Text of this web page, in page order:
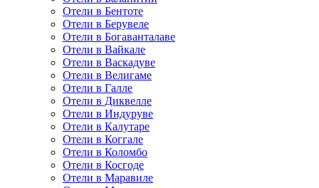
Отели в Бентоте
Отели в Берувеле
Отели в Богаванталаве
Отели в Вайкале
Отели в Васкадуве
Отели в Велигаме
Отели в Галле
Отели в Диквелле
Отели в Индуруве
Отели в Калутаре
Отели в Коггале
Отели в Коломбо
Отели в Косгоде
Отели в Маравиле